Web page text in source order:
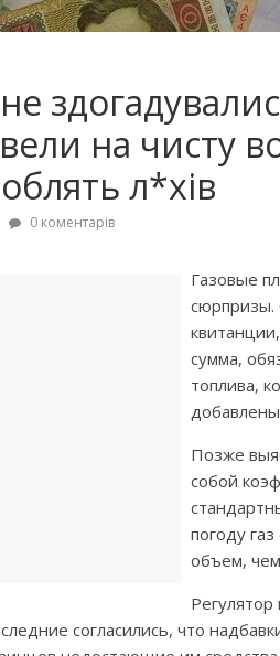
не
на чисту
л*хів
0 коментарів
Газовые
сюрпризы.
сумма,
топлива,
Позже
собой
погоду
объем,
согласились, что